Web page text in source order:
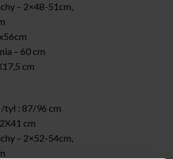
– 2×48-51cm,
– 60 cm
cm
tył : 87/96 cm
cm
– 2×52-54cm,